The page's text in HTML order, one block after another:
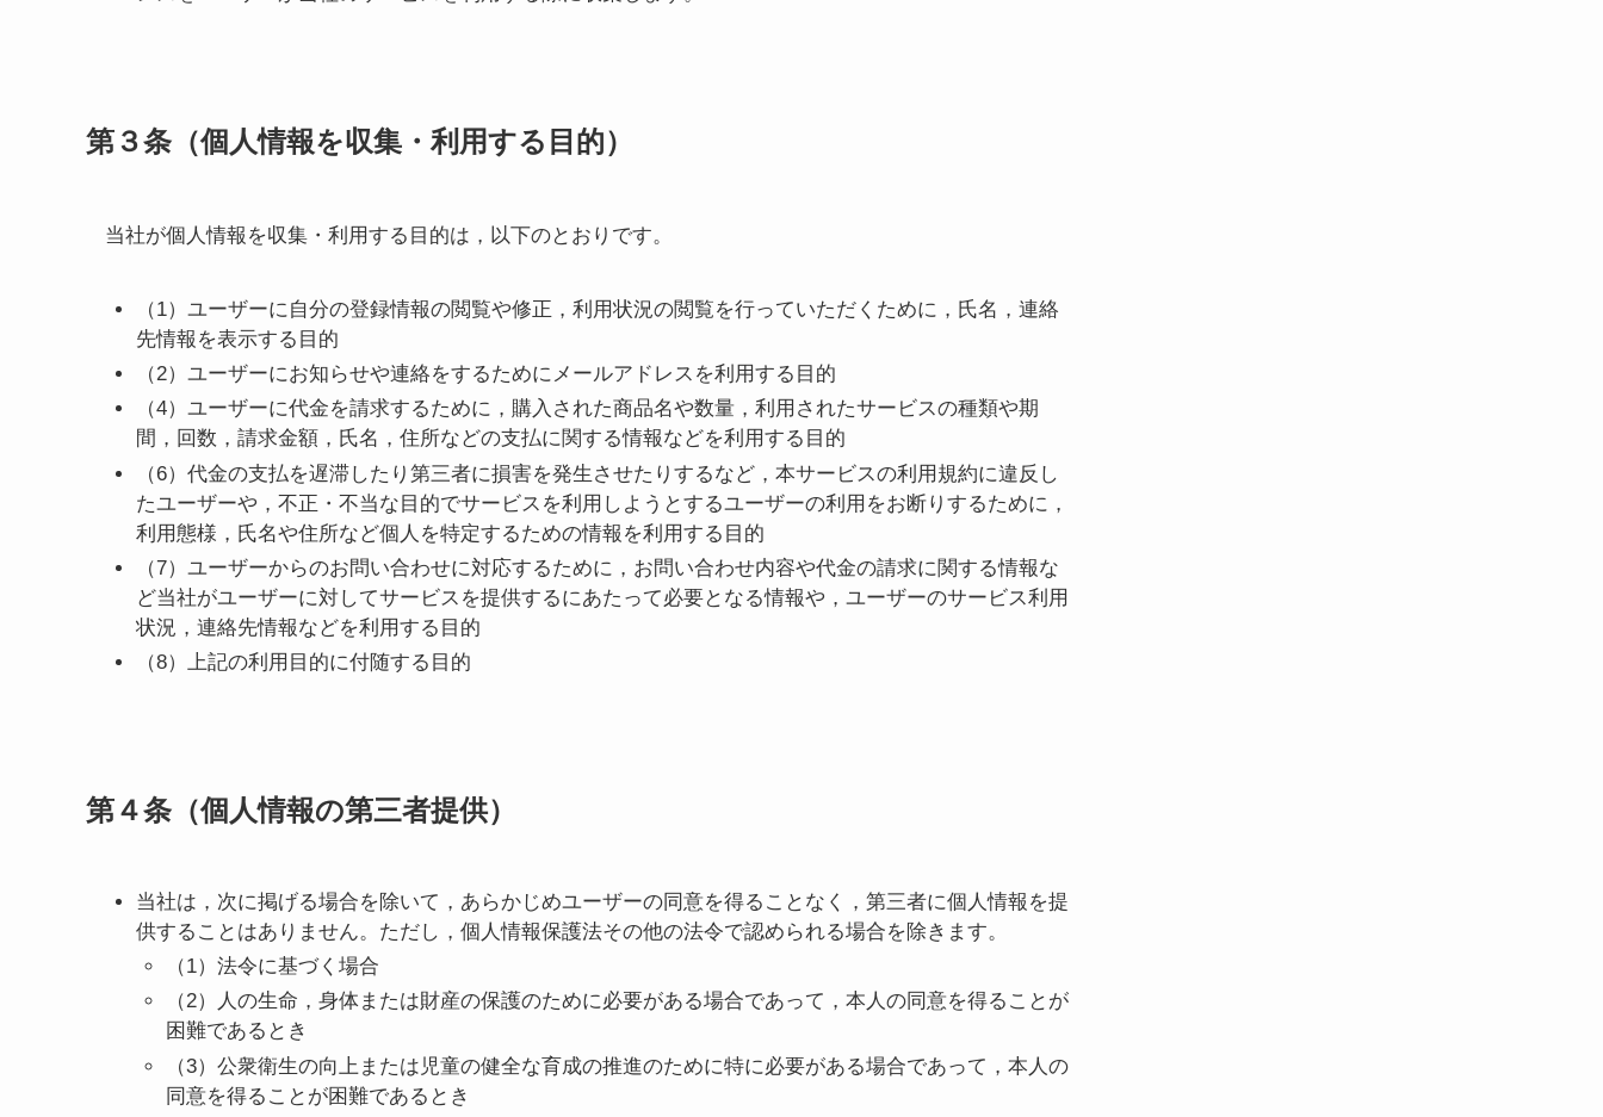
第３条（個人情報を収集・利用する目的）
当社が個人情報を収集・利用する目的は，以下のとおりです。
（1）ユーザーに自分の登録情報の閲覧や修正，利用状況の閲覧を行っていただくために，氏名，連絡
先情報を表示する目的
（2）ユーザーにお知らせや連絡をするためにメールアドレスを利用する目的
（4）ユーザーに代金を請求するために，購入された商品名や数量，利用されたサービスの種類や期
間，回数，請求金額，氏名，住所などの支払に関する情報などを利用する目的
（6）代金の支払を遅滞したり第三者に損害を発生させたりするなど，本サービスの利用規約に違反し
たユーザーや，不正・不当な目的でサービスを利用しようとするユーザーの利用をお断りするために，
利用態様，氏名や住所など個人を特定するための情報を利用する目的
（7）ユーザーからのお問い合わせに対応するために，お問い合わせ内容や代金の請求に関する情報な
ど当社がユーザーに対してサービスを提供するにあたって必要となる情報や，ユーザーのサービス利用
状況，連絡先情報などを利用する目的
（8）上記の利用目的に付随する目的
第４条（個人情報の第三者提供）
当社は，次に掲げる場合を除いて，あらかじめユーザーの同意を得ることなく，第三者に個人情報を提
供することはありません。ただし，個人情報保護法その他の法令で認められる場合を除きます。
（1）法令に基づく場合
（2）人の生命，身体または財産の保護のために必要がある場合であって，本人の同意を得ることが
困難であるとき
（3）公衆衛生の向上または児童の健全な育成の推進のために特に必要がある場合であって，本人の
同意を得ることが困難であるとき